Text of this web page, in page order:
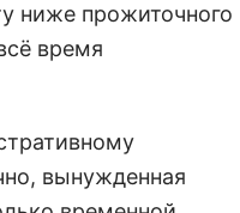
ниже прожиточного
время
вынужденная